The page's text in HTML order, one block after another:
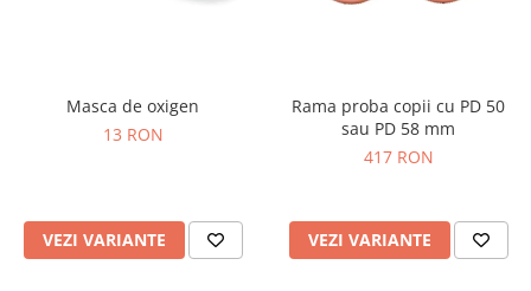
Masca de oxigen
13 RON
VEZI VARIANTE
Rama proba copii cu PD 50
sau PD 58 mm
417 RON
VEZI VARIANTE